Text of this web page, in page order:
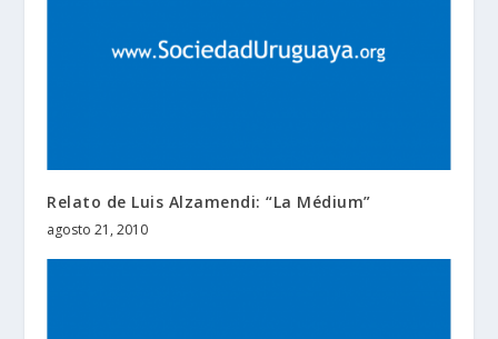
Relato de Luis Alzamendi: “La Médium”
agosto 21, 2010